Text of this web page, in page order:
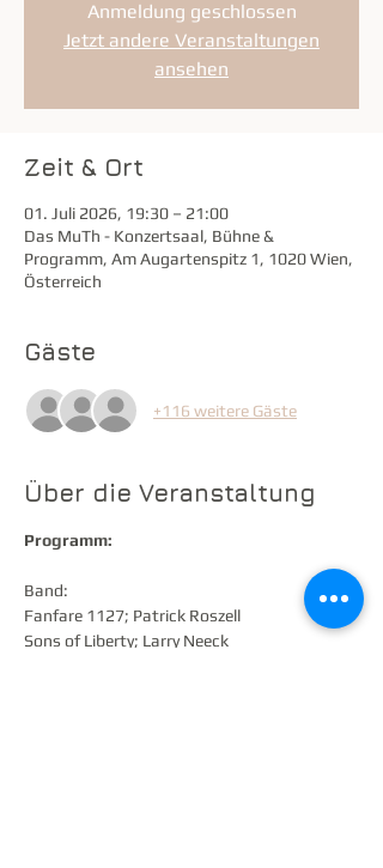
Anmeldung geschlossen
Jetzt andere Veranstaltungen
ansehen
Zeit & Ort
01. Juli 2026, 19:30 – 21:00
Das MuTh - Konzertsaal, Bühne &
Programm, Am Augartenspitz 1, 1020 Wien,
Österreich
Gäste
+116 weitere Gäste
Über die Veranstaltung
Programm:
Band:
Fanfare 1127; Patrick Roszell
Sons of Liberty; Larry Neeck